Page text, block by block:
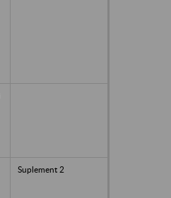
Suplement 2